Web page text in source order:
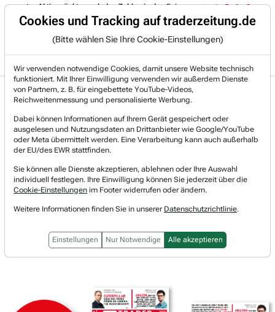
Trading-Room
Aktien rückte nach den Zahlen in den Fokus: 14:14 - Expedia
Gratis Account Login
Der Markt bewegt sich, Sie auch?
Trader-Zeitung lesen - informiert bleiben.
Aktienresearch ist die Basis für außergewöhnliche
Börsengewinne. Die Trader-Zeitung berichtet täglich um
18 Uhr über alle relevanten Entwicklungen, die Trader im
Blick haben müssen!
Für nur 1 €statt33 €die ersten 28 Tage
Cookies und Tracking auf traderzeitung.de
(Bitte wählen Sie Ihre Cookie-Einstellungen)
Wir verwenden notwendige Cookies, damit unsere Website technisch
funktioniert. Mit Ihrer Einwilligung verwenden wir außerdem Dienste
von Partnern, z. B. für eingebettete YouTube-Videos,
Reichweitenmessung und personalisierte Werbung.
Dabei können Informationen auf Ihrem Gerät gespeichert oder
ausgelesen und Nutzungsdaten an Drittanbieter wie Google/YouTube
oder Meta übermittelt werden. Eine Verarbeitung kann auch außerhalb
der EU/des EWR stattfinden.
Sie können alle Dienste akzeptieren, ablehnen oder Ihre Auswahl
individuell festlegen. Ihre Einwilligung können Sie jederzeit über die
Cookie-Einstellungen im Footer widerrufen oder ändern.
Weitere Informationen finden Sie in unserer Datenschutzrichtlinie.
Einstellungen Nur Notwendige Alle akzeptieren